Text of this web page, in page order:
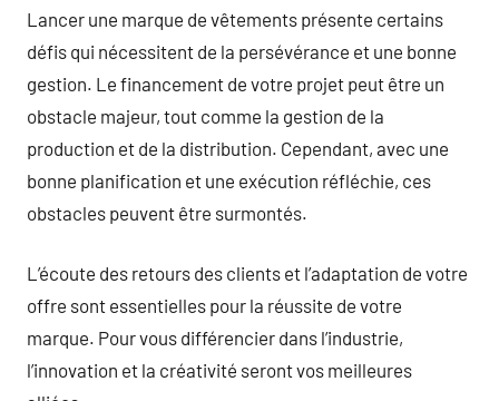
Lancer une marque de vêtements présente certains
défis qui nécessitent de la persévérance et une bonne
gestion. Le financement de votre projet peut être un
obstacle majeur, tout comme la gestion de la
production et de la distribution. Cependant, avec une
bonne planification et une exécution réfléchie, ces
obstacles peuvent être surmontés.
L’écoute des retours des clients et l’adaptation de votre
offre sont essentielles pour la réussite de votre
marque. Pour vous différencier dans l’industrie,
l’innovation et la créativité seront vos meilleures